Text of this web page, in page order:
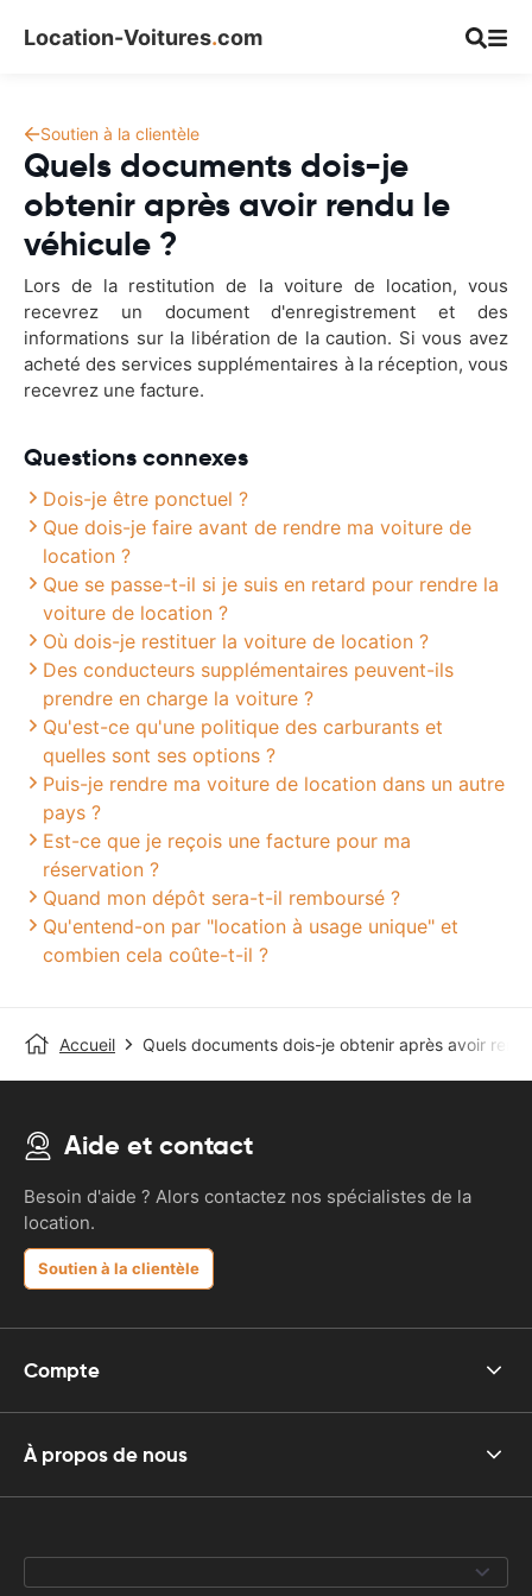
Location-Voitures.com
Soutien à la clientèle
Quels documents dois-je
obtenir après avoir rendu le
véhicule ?
Lors de la restitution de la voiture de location, vous
recevrez un document d'enregistrement et des
informations sur la libération de la caution. Si vous avez
acheté des services supplémentaires à la réception, vous
recevrez une facture.
Questions connexes
Dois-je être ponctuel ?
Que dois-je faire avant de rendre ma voiture de
location ?
Que se passe-t-il si je suis en retard pour rendre la
voiture de location ?
Où dois-je restituer la voiture de location ?
Des conducteurs supplémentaires peuvent-ils
prendre en charge la voiture ?
Qu'est-ce qu'une politique des carburants et
quelles sont ses options ?
Puis-je rendre ma voiture de location dans un autre
pays ?
Est-ce que je reçois une facture pour ma
réservation ?
Quand mon dépôt sera-t-il remboursé ?
Qu'entend-on par "location à usage unique" et
combien cela coûte-t-il ?
Accueil Quels documents dois-je obtenir après avoir
Aide et contact
Besoin d'aide ? Alors contactez nos spécialistes de la
location.
Soutien à la clientèle
Compte
À propos de nous